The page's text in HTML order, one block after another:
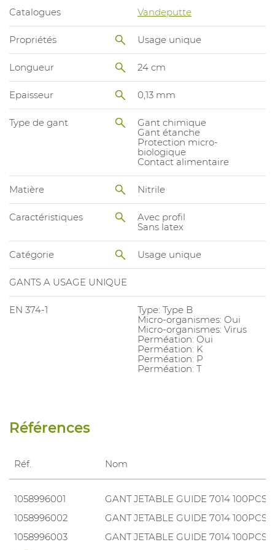
Catalogues Vandeputte
Propriétés Usage unique
Longueur 24 cm
Epaisseur 0,13 mm
Type de gant
Gant chimique
Gant étanche
Protection micro-
biologique
Contact alimentaire
Matière Nitrile
Caractéristiques
Avec profil
Sans latex
Catégorie Usage unique
GANTS A USAGE UNIQUE
EN 374-1
Type: Type B
Micro-organismes: Oui
Micro-organismes: Virus
Perméation: Oui
Perméation: K
Perméation: P
Perméation: T
Références
Réf. Nom
1058996001
GANT JETABLE GUIDE 7014 100PCS
1058996002
GANT JETABLE GUIDE 7014 100PCS
1058996003
GANT JETABLE GUIDE 7014 100PCS